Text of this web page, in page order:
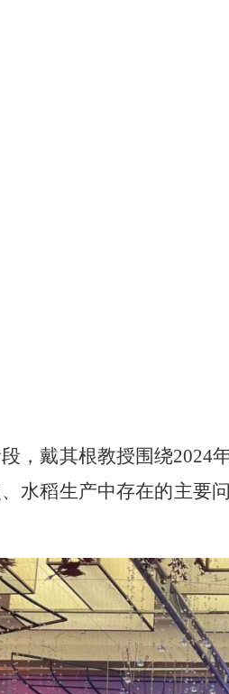
，戴其根教授围绕2024
水稻生产中存在的主要